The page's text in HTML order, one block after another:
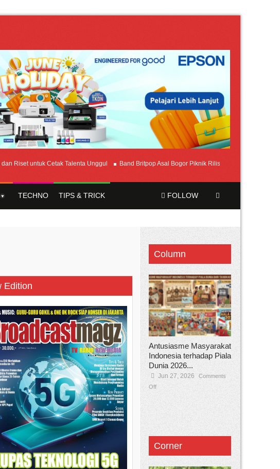
untuk Cetak Talenta Unggul Band Britpop Asal Bogor Piknik Rilis Mini Album “Astrometri”
TECHNO TIPS & TRICK FOLLOW
Edition
Column
Antusiasme Masyarakat
Indonesia terhadap Piala
Dunia 2026...
Jun 27, 2026
Comments
Off
Corner